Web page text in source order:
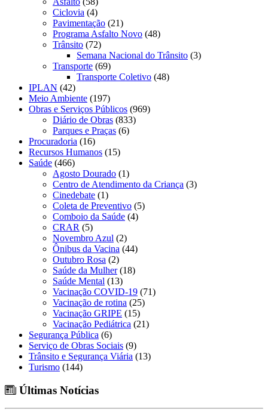
Ciclovia (4)
Pavimentação (21)
Programa Asfalto Novo (48)
Trânsito (72)
Semana Nacional do Trânsito (3)
Transporte (69)
Transporte Coletivo (48)
IPLAN (42)
Meio Ambiente (197)
Obras e Serviços Públicos (969)
Diário de Obras (833)
Parques e Praças (6)
Procuradoria (16)
Recursos Humanos (15)
Saúde (466)
Agosto Dourado (1)
Centro de Atendimento da Criança (3)
Cinedebate (1)
Coleta de Preventivo (5)
Comboio da Saúde (4)
CRAR (5)
Novembro Azul (2)
Ônibus da Vacina (44)
Outubro Rosa (2)
Saúde da Mulher(18)
Saúde Mental (13)
Vacinação COVID-19 (71)
Vacinação de rotina (25)
Vacinação GRIPE (15)
Vacinação Pediátrica (21)
Segurança Pública (6)
Serviço de Obras Sociais (9)
Trânsito e Segurança Viária (13)
Turismo (144)
Últimas Notícias